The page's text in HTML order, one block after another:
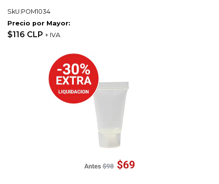
SkU:POM1034
Precio por Mayor:
$116 CLP + IVA